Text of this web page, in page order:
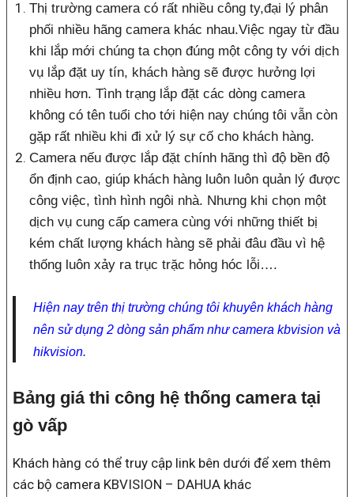
Thị trường camera có rất nhiều công ty,đại lý phân
phối nhiều hãng camera khác nhau.Việc ngay từ đầu
khi lắp mới chúng ta chọn đúng một công ty với dịch
vụ lắp đặt uy tín, khách hàng sẽ được hưởng lợi
nhiều hơn. Tình trạng lắp đặt các dòng camera
không có tên tuổi cho tới hiện nay chúng tôi vẫn còn
gặp rất nhiều khi đi xử lý sự cố cho khách hàng.
Camera nếu được lắp đặt chính hãng thì độ bền độ
ổn định cao, giúp khách hàng luôn luôn quản lý được
công việc, tình hình ngôi nhà. Nhưng khi chọn một
dịch vụ cung cấp camera cùng với những thiết bị
kém chất lượng khách hàng sẽ phải đâu đầu vì hệ
thống luôn xảy ra trục trặc hỏng hóc lỗi….
Hiện nay trên thị trường chúng tôi khuyên khách hàng
nên sử dụng 2 dòng sản phẩm như camera kbvision và
hikvision.
Bảng giá thi công hệ thống camera tại
gò vấp
Khách hàng có thể truy cập link bên dưới để xem thêm
các bộ camera KBVISION – DAHUA khác